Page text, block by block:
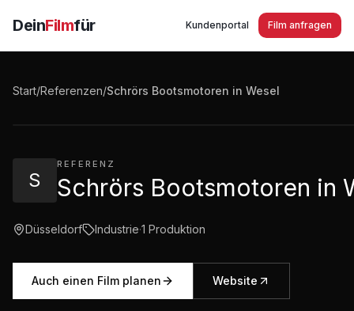
DeinFilmfür Kundenportal Film anfragen
Start/Referenzen/Schrörs Bootsmotoren in Wesel
S
REFERENZ
Schrörs Bootsmotoren in
Düsseldorf Industrie·1 Produktion
Auch einen Film planen Website
Boots- und Schiffsmotoren Volvo Penta